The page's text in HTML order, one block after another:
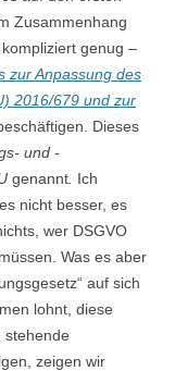
Zusammenhang
genug –
zur Anpassung des
2016/679 und zur
Dieses
und -
genannt Ich
nicht besser, es
wer DSGVO
Was es aber
auf sich
lohnt, diese
stehende
zeigen wir